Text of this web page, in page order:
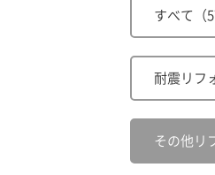
すべて（
耐震リフ
その他リ